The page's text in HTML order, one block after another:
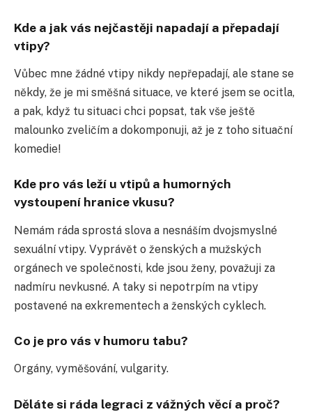
Kde a jak vás nejčastěji napadají a přepadají
vtipy?
Vůbec mne žádné vtipy nikdy nepřepadají, ale stane se
někdy, že je mi směšná situace, ve které jsem se ocitla,
a pak, když tu situaci chci popsat, tak vše ještě
malounko zveličím a dokomponuji, až je z toho situační
komedie!
Kde pro vás leží u vtipů a humorných
vystoupení hranice vkusu?
Nemám ráda sprostá slova a nesnáším dvojsmyslné
sexuální vtipy. Vyprávět o ženských a mužských
orgánech ve společnosti, kde jsou ženy, považuji za
nadmíru nevkusné. A taky si nepotrpím na vtipy
postavené na exkrementech a ženských cyklech.
Co je pro vás v humoru tabu?
Orgány, vyměšování, vulgarity.
Děláte si ráda legraci z vážných věcí a proč?